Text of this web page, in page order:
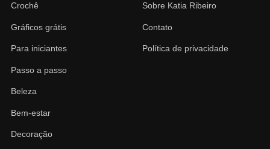
Crochê
Gráficos grátis
Para iniciantes
Passo a passo
Beleza
Bem-estar
Decoração
Sobre Katia Ribeiro
Contato
Política de privacidade